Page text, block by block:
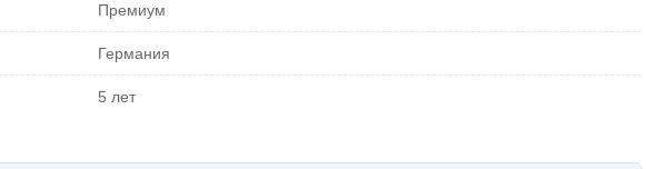
Премиум
Германия
5 лет